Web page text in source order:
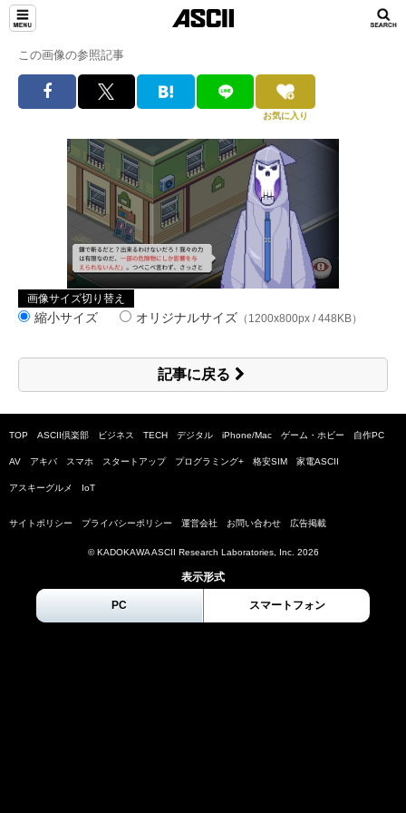
この画像の参照記事
お気に入り
画像サイズ切り替え
縮小サイズ オリジナルサイズ （1200x800px / 448KB）
記事に戻る
TOP ASCII倶楽部 ビジネス TECH デジタル iPhone/Mac ゲーム・ホビー 自作PC
AV アキバ スマホ スタートアップ プログラミング+ 格安SIM 家電ASCII
アスキーグルメ IoT
サイトポリシー プライバシーポリシー 運営会社 お問い合わせ 広告掲載
© KADOKAWA ASCII Research Laboratories, Inc. 2026
表示形式
PC スマートフォン